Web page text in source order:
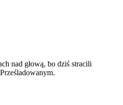
nad głową, bo dziś stracili